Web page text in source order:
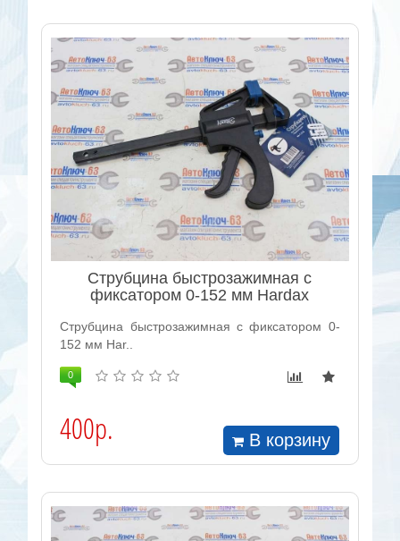
Струбцина быстрозажимная с
фиксатором 0-152 мм Hardax
Струбцина быстрозажимная с фиксатором 0-
152 мм Har..
0
400р. В корзину